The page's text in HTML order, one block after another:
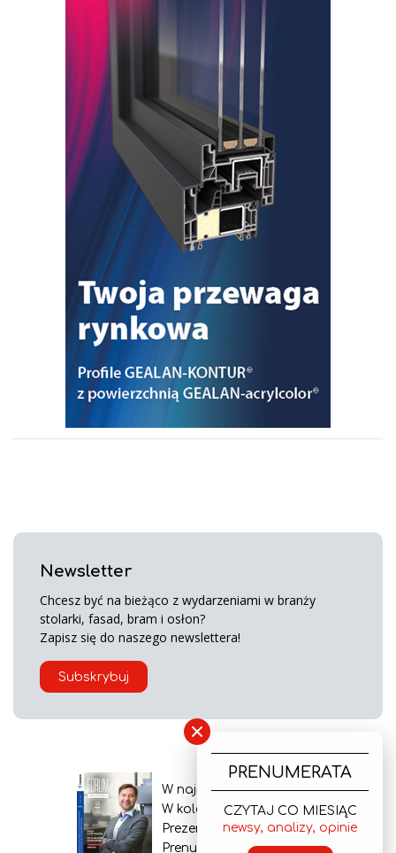
Newsletter
Chcesz być na bieżąco z wydarzeniami w branży
stolarki, fasad, bram i osłon?
Zapisz się do naszego newslettera!
Subskrybuj
W najnowszym wydaniu
W kolejnym numerze
Prezentacja gazety
Prenumerata
×
PRENUMERATA
CZYTAJ CO MIESIĄC
newsy, analizy, opinie